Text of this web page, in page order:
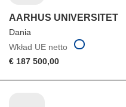
AARHUS UNIVERSITET
Dania
Wkład UE netto
€ 187 500,00